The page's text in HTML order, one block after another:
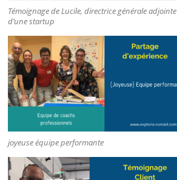
Témoignage de Lucile, directrice générale adjointe
d’une startup
joyeuse équipe performante